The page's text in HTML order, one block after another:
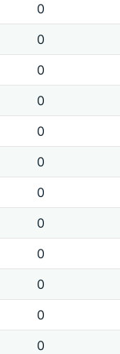
0
0
0
0
0
0
0
0
0
0
0
0